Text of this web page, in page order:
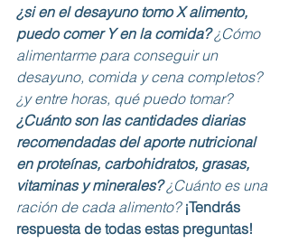
¿si en el desayuno tomo X alimento,
puedo comer Y en la comida? ¿Cómo
alimentarme para conseguir un
desayuno, comida y cena completos?
¿y entre horas, qué puedo tomar?
¿Cuánto son las cantidades diarias
recomendadas del aporte nutricional
en proteínas, carbohidratos, grasas,
vitaminas y minerales? ¿Cuánto es una
ración de cada alimento? ¡Tendrás
respuesta de todas estas preguntas!